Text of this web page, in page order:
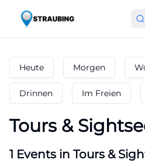
Heute Morgen
Drinnen Im Freien
Tours &
1 Events in Tours &